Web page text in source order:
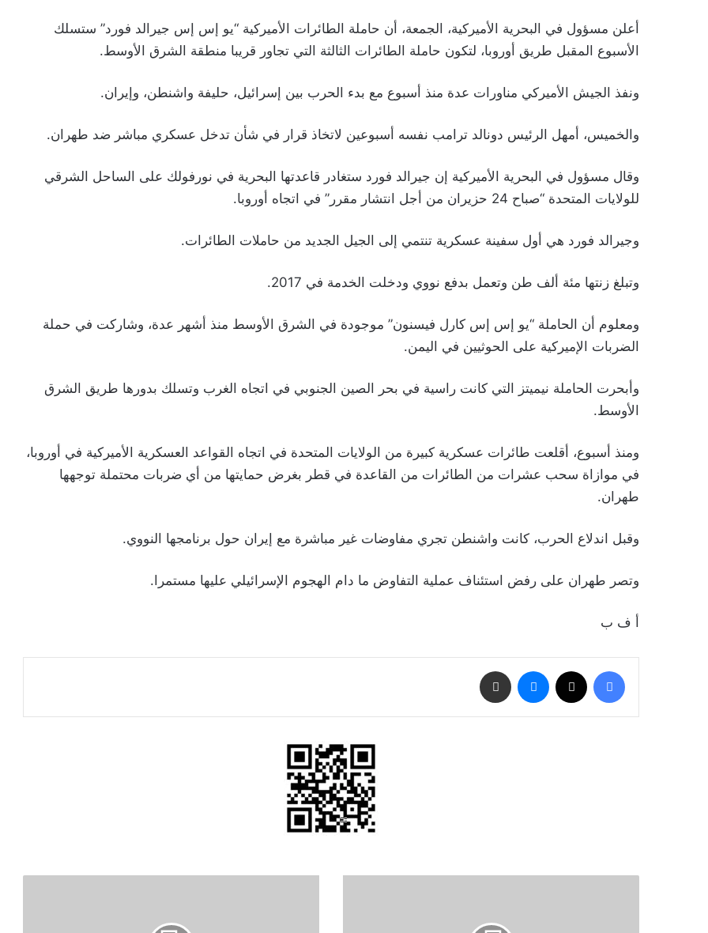
أعلن مسؤول في البحرية الأميركية، الجمعة، أن حاملة الطائرات الأميركية “يو إس إس جيرالد فورد” ستسلك
الأسبوع المقبل طريق أوروبا، لتكون حاملة الطائرات الثالثة التي تجاور قريبا منطقة الشرق الأوسط.
ونفذ الجيش الأميركي مناورات عدة منذ أسبوع مع بدء الحرب بين إسرائيل، حليفة واشنطن، وإيران.
والخميس، أمهل الرئيس دونالد ترامب نفسه أسبوعين لاتخاذ قرار في شأن تدخل عسكري مباشر ضد طهران.
وقال مسؤول في البحرية الأميركية إن جيرالد فورد ستغادر قاعدتها البحرية في نورفولك على الساحل الشرقي
للولايات المتحدة “صباح 24 حزيران من أجل انتشار مقرر” في اتجاه أوروبا.
وجيرالد فورد هي أول سفينة عسكرية تنتمي إلى الجيل الجديد من حاملات الطائرات.
وتبلغ زنتها مئة ألف طن وتعمل بدفع نووي ودخلت الخدمة في 2017.
ومعلوم أن الحاملة “يو إس إس كارل فيسنون” موجودة في الشرق الأوسط منذ أشهر عدة، وشاركت في حملة
الضربات الإميركية على الحوثيين في اليمن.
وأبحرت الحاملة نيميتز التي كانت راسية في بحر الصين الجنوبي في اتجاه الغرب وتسلك بدورها طريق الشرق
الأوسط.
ومنذ أسبوع، أقلعت طائرات عسكرية كبيرة من الولايات المتحدة في اتجاه القواعد العسكرية الأميركية في أوروبا،
في موازاة سحب عشرات من الطائرات من القاعدة في قطر بغرض حمايتها من أي ضربات محتملة توجهها
طهران.
وقبل اندلاع الحرب، كانت واشنطن تجري مفاوضات غير مباشرة مع إيران حول برنامجها النووي.
وتصر طهران على رفض استئناف عملية التفاوض ما دام الهجوم الإسرائيلي عليها مستمرا.
أ ف ب
فيسبوك ماسنجر